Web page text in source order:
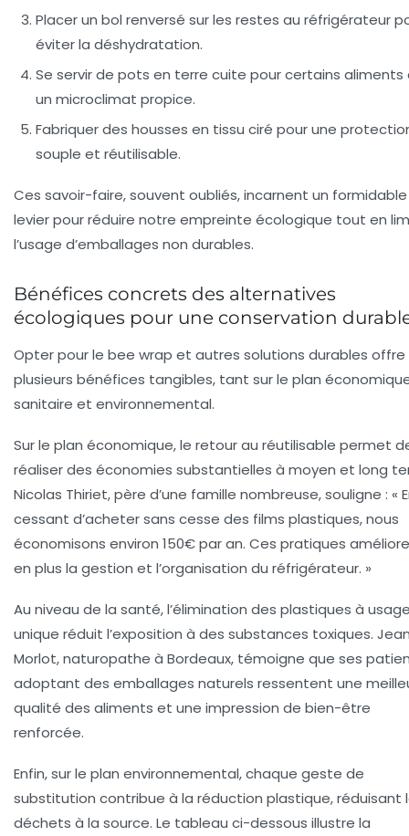
Placer un bol renversé sur les restes au réfrigérateur
éviter la déshydratation.
Se servir de pots en terre cuite pour certains aliments
un microclimat propice.
Fabriquer des housses en tissu ciré pour une
souple et réutilisable.
Ces savoir-faire, souvent oubliés, incarnent un formidable
levier pour réduire notre empreinte écologique tout en
l’usage d’emballages non durables.
Bénéfices concrets des alternatives
écologiques pour une conservation
Opter pour le bee wrap et autres solutions durables offre
plusieurs bénéfices tangibles, tant sur le plan
sanitaire et environnemental.
Sur le plan économique,le retour au réutilisable permet
réaliser des économies substantielles à moyen et long
Nicolas Thiriet, père d’une famille nombreuse, souligne : «
cessant d’acheter sans cesse des films plastiques, nous
économisons environ 150€ par an. Ces pratiques
en plus la gestion et l’organisation du réfrigérateur. »
Au niveau de la santé,l’élimination des plastiques à
unique réduit l’exposition à des substances toxiques.
Morlot, naturopathe à Bordeaux, témoigne que ses
adoptant des emballages naturels ressentent une
qualité des aliments et une impression de bien-être
renforcée.
Enfin, sur le plan environnemental,chaque geste de
substitution contribue à la réduction plastique, réduisant
déchets à la source. Le tableau ci-dessous illustre la